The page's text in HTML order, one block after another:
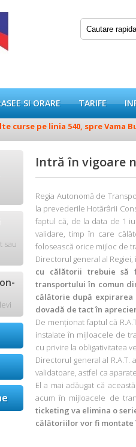
SI ORARE TARIFE
curse pe linia 540, spre Vama
sau
Intră în vigoare
Regia Autonomă de
la prevederile Hotărârii
faptul că, de la data de 1
validare, timp în care
folosească orice mijloc de
Directorul general al
cu călătorii trebuie să
transportului în comun
călătorie după
dovadă de tact în
De menționat faptul că
instalate în mijloacele de
cu privire la obligativitatea
Directorul general al
validatoare, astfel ca
El a mai adăugat că
acum în mijloacele de
ticketing va elimina o
călătoriilor vor fi montate